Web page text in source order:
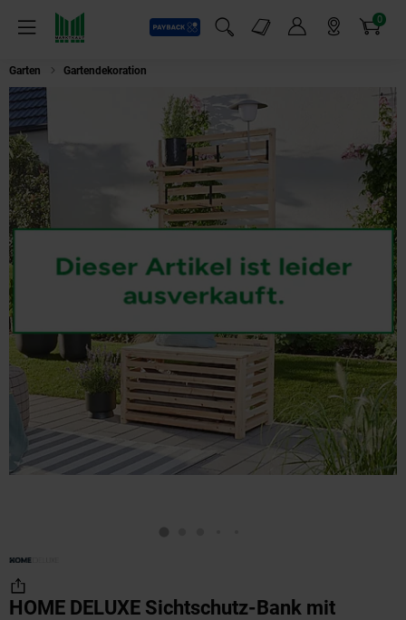
Menü
Payback
Suchfeld einblenden
Markt-Angebote 0
Artikel
Garten Gartendekoration
HOME DELUXE Sichtschutz-Bank mit